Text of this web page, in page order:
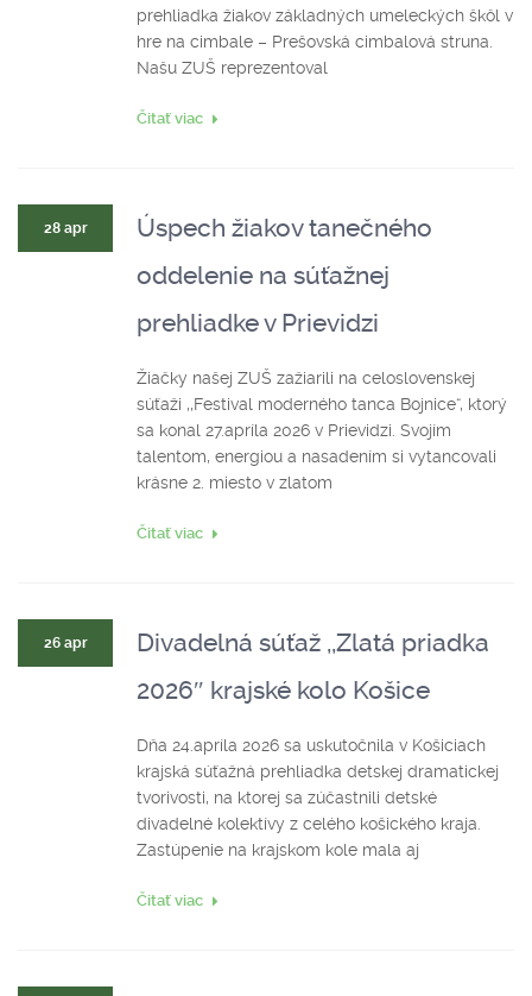
prehliadka žiakov základných umeleckých škôl v
hre na cimbale – Prešovská cimbalová struna.
Našu ZUŠ reprezentoval
Čitať viac
28 apr
Úspech žiakov tanečného
oddelenie na súťažnej
prehliadke v Prievidzi
Žiačky našej ZUŠ zažiarili na celoslovenskej
súťaži ,,Festival moderného tanca Bojnice“, ktorý
sa konal 27.apríla 2026 v Prievidzi. Svojím
talentom, energiou a nasadením si vytancovali
krásne 2. miesto v zlatom
Čitať viac
26 apr
Divadelná súťaž ,,Zlatá priadka
2026″ krajské kolo Košice
Dňa 24.apríla 2026 sa uskutočnila v Košiciach
krajská súťažná prehliadka detskej dramatickej
tvorivosti, na ktorej sa zúčastnili detské
divadelné kolektívy z celého košického kraja.
Zastúpenie na krajskom kole mala aj
Čitať viac